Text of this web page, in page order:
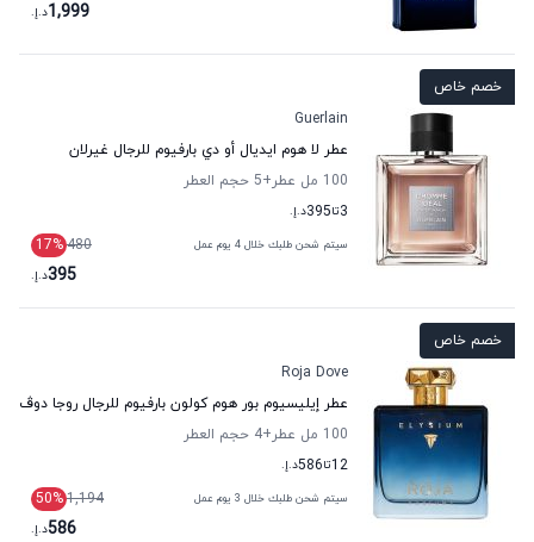
1,999د.إ.
خصم خاص
Guerlain
عطر لا هوم ايديال أو دي بارفيوم للرجال غيرلان
100 مل عطر
+5
حجم العطر
3تا395د.إ.
سيتم شحن طلبك خلال 4 يوم عمل 480
17%
395د.إ.
خصم خاص
Roja Dove
عطر إيليسيوم بور هوم كولون بارفيوم للرجال روجا دوڤ
100 مل عطر
+4
حجم العطر
12تا586د.إ.
سيتم شحن طلبك خلال 3 يوم عمل 1,194
50%
586د.إ.